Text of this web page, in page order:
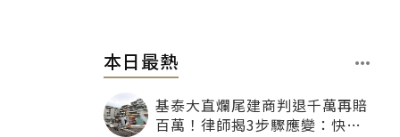
本日最熱
基泰大直爛尾建商判退千萬再賠
百萬！律師揭3步驟應變：快通